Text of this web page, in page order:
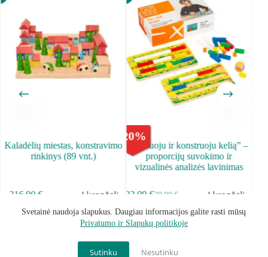
Svetainė naudoja slapukus. Daugiau informacijos galite rasti mūsų
Privatumo ir Slapukų politikoje
Sutinku Nesutinku
Kaladėlių miestas, konstravimo
rinkinys (89 vnt.)
216.90€ Į krepšelį
20%
,,Matuoju ir konstruoju kelią” –
proporcijų suvokimo ir
vizualinės analizės lavinimas
29.99€
23.99€ Į krepšelį
Sąlygos ir taisyklės
Privatumo Politika
Become Our Partner